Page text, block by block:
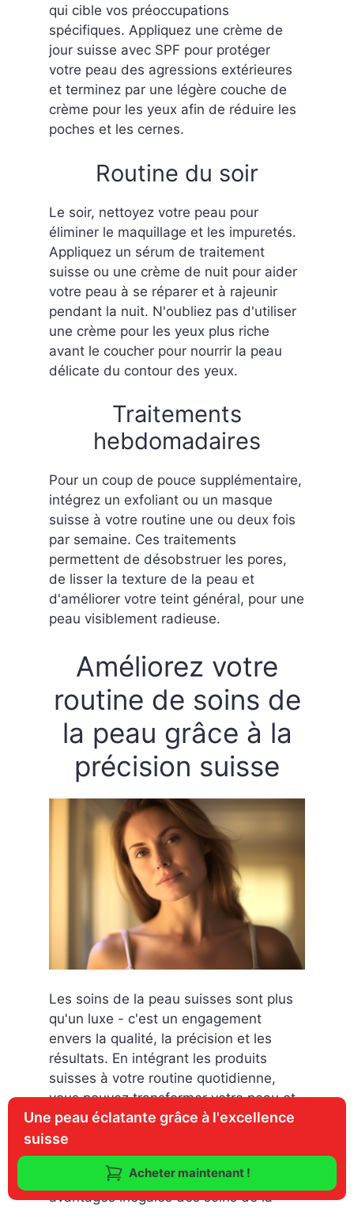
qui cible vos préoccupations
spécifiques. Appliquez une crème de
jour suisse avec SPF pour protéger
votre peau des agressions extérieures
et terminez par une légère couche de
crème pour les yeux afin de réduire les
poches et les cernes.
Routine du soir
Le soir, nettoyez votre peau pour
éliminer le maquillage et les impuretés.
Appliquez un sérum de traitement
suisse ou une crème de nuit pour aider
votre peau à se réparer et à rajeunir
pendant la nuit. N'oubliez pas d'utiliser
une crème pour les yeux plus riche
avant le coucher pour nourrir la peau
délicate du contour des yeux.
Traitements
hebdomadaires
Pour un coup de pouce supplémentaire,
intégrez un exfoliant ou un masque
suisse à votre routine une ou deux fois
par semaine. Ces traitements
permettent de désobstruer les pores,
de lisser la texture de la peau et
d'améliorer votre teint général, pour une
peau visiblement radieuse.
Améliorez votre
routine de soins de
la peau grâce à la
précision suisse
Les soins de la peau suisses sont plus
qu'un luxe - c'est un engagement
envers la qualité, la précision et les
résultats. En intégrant les produits
suisses à votre routine quotidienne,
vous pouvez transformer votre peau et
obtenir le teint sain et radieux dont
vous avez toujours rêvé. Ne vous
contentez pas de ce qu'il y a de mieux -
découvrez dès aujourd'hui les
avantages inégalés des soins de la
Une peau éclatante grâce à l'excellence
suisse
Acheter maintenant !